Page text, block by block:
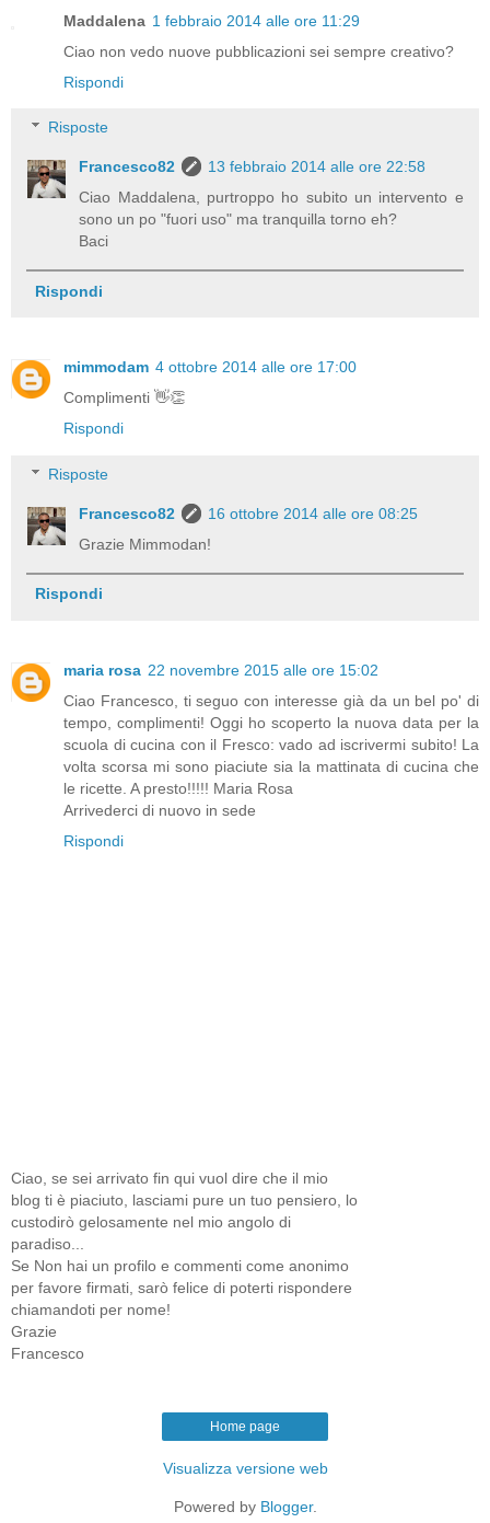
Maddalena 1 febbraio 2014 alle ore 11:29
Ciao non vedo nuove pubblicazioni sei sempre creativo?
Rispondi
Risposte
Francesco82
13 febbraio 2014 alle ore 22:58
Ciao Maddalena, purtroppo ho subito un intervento e
sono un po "fuori uso" ma tranquilla torno eh?
Baci
Rispondi
mimmodam 4 ottobre 2014 alle ore 17:00
Complimenti 👋👏
Rispondi
Risposte
Francesco82
16 ottobre 2014 alle ore 08:25
Grazie Mimmodan!
Rispondi
maria rosa 22 novembre 2015 alle ore 15:02
Ciao Francesco, ti seguo con interesse già da un bel po' di
tempo, complimenti! Oggi ho scoperto la nuova data per la
scuola di cucina con il Fresco: vado ad iscrivermi subito! La
volta scorsa mi sono piaciute sia la mattinata di cucina che
le ricette. A presto!!!!! Maria Rosa
Arrivederci di nuovo in sede
Rispondi
Ciao, se sei arrivato fin qui vuol dire che il mio
blog ti è piaciuto, lasciami pure un tuo pensiero, lo
custodirò gelosamente nel mio angolo di
paradiso...
Se Non hai un profilo e commenti come anonimo
per favore firmati, sarò felice di poterti rispondere
chiamandoti per nome!
Grazie
Francesco
Home page
Visualizza versione web
Powered by Blogger.